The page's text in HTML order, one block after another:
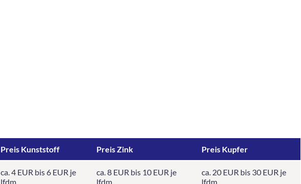
Preis Kunststoff Preis Zink Preis Kupfer
ca. 4 EUR bis 6 EUR je
lfdm
ca. 8 EUR bis 10 EUR je
lfdm
ca. 20 EUR bis 30 EUR je
lfdm